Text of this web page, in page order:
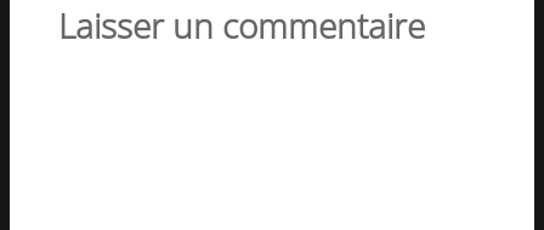
Laisser un commentaire